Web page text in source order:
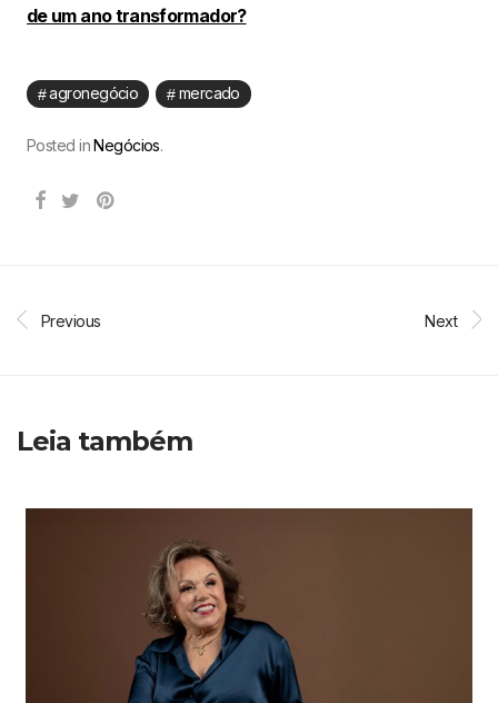
de um ano transformador?
agronegócio mercado
Posted inNegócios.
Previous Next
Leia também